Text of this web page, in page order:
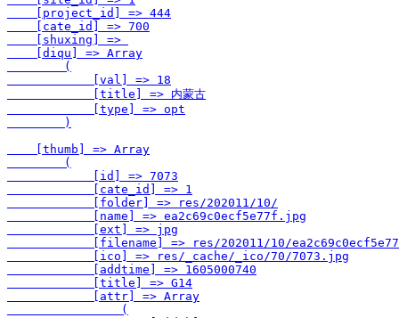
    [project_id] => 444
    [cate_id] => 700
    [shuxing] =>
    [diqu] => Array
        (
            [val] => 18
            [title] => 内蒙古
            [type] => opt
        )
    [thumb] => Array
        (
            [id] => 7073
            [cate_id] => 1
            [folder] => res/202011/10/
            [name] => ea2c69c0ecf5e77f.jpg
            [ext] => jpg
[filename] => res/202011/10/
            [ico] => res/_cache/_ico/70/7073.jpg
            [addtime] => 1605000740
            [title] => G14
            [attr] => Array
                (